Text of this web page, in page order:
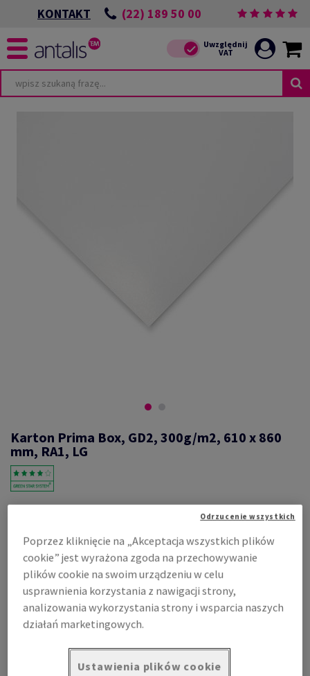
KONTAKT (22) 189 50 00
Karton Prima Box, GD2, 300g/m2, 610 x 860
mm, RA1, LG
#593859
makulaturowa, GD2, 300g/m2, 610mm x 860mm, RA1, LG, FSC Mix
Credit
Zobacz dane techniczne
Cena z uwzględnieniem VAT
8 078,15 zł
W MAGAZYNIE
Poprzez kliknięcie na „Akceptacja wszystkich plików
cookie” jest wyrażona zgoda na przechowywanie
plików cookie na swoim urządzeniu w celu
usprawnienia korzystania z nawigacji strony,
analizowania wykorzystania strony i wsparcia naszych
działań marketingowych.
Ustawienia plików cookie
Odrzucenie wszystkich